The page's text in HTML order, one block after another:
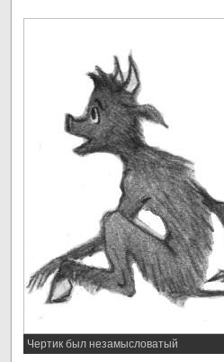
Чертик был незамысловатый